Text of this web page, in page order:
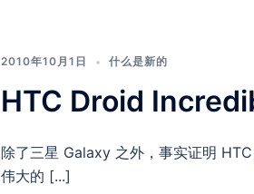
2010年10月1日 什么是新的
HTC Droid
除了三星 Galaxy 之外，事实证明
伟大的 [...]